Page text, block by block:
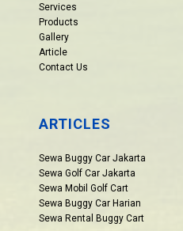
Services
Products
Gallery
Article
Contact Us
ARTICLES
Sewa Buggy Car Jakarta
Sewa Golf Car Jakarta
Sewa Mobil Golf Cart
Sewa Buggy Car Harian
Sewa Rental Buggy Cart